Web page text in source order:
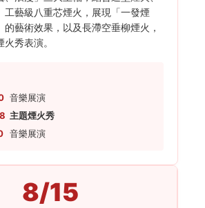
工藝級八重芯煙火，展現「一發煙
的藝術效果，以及長滯空垂柳煙火，
秀表演。
音樂展演
主題煙火秀
音樂展演
8/15